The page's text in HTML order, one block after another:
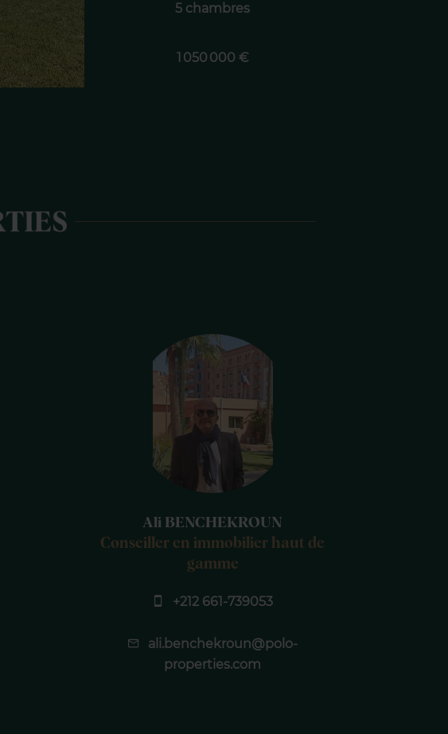
5 chambres
1 050 000 €
Ali BENCHEKROUN
Conseiller en immobilier haut de
gamme
+212 661-739053
ali.benchekroun@polo-
properties.com